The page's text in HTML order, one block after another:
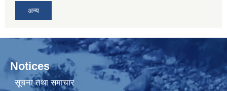
अन्य
Notices
सूचना तथा समाचार